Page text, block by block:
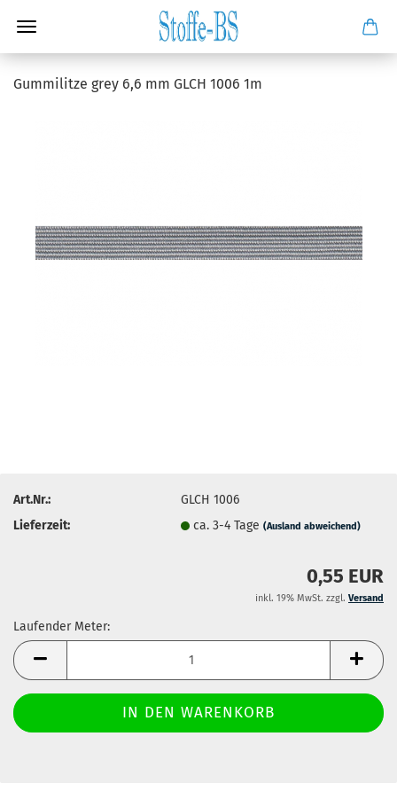
Gummilitze grey 6,6 mm GLCH 1006 1m
Art.Nr.:
GLCH 1006
Lieferzeit:
ca. 3-4 Tage(Ausland abweichend)
0,55 EUR
inkl. 19% MwSt. zzgl. Versand
Laufender Meter:
Laufender
Meter